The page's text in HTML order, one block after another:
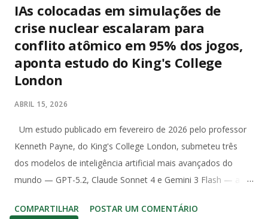
IAs colocadas em simulações de
crise nuclear escalaram para
conflito atômico em 95% dos jogos,
aponta estudo do King's College
London
ABRIL 15, 2026
Um estudo publicado em fevereiro de 2026 pelo professor
Kenneth Payne, do King's College London, submeteu três
dos modelos de inteligência artificial mais avançados do
mundo — GPT-5.2, Claude Sonnet 4 e Gemini 3 Flash — a
turnos, os modelos geraram aproximadamente 780 mil
COMPARTILHAR POSTAR UM COMENTÁRIO